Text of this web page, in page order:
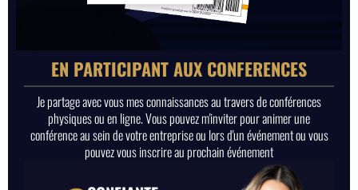
EN PARTICIPANT AUX CONFERENCES
Je partage avec vous mes connaissances au travers de conférences
physiques ou en ligne. Vous pouvez m'inviter pour animer une
conférence au sein de votre entreprise ou lors d'un événement ou vous
pouvez vous inscrire au prochain événement